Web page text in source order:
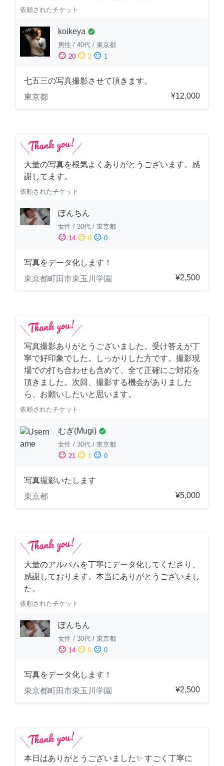
依頼されたチケット
koikeya check_circle
男性 / 40代 / 東京都
sentiment_satisfied 20 sentiment_neutral 2 sentiment_dissatisfied 1
七五三の写真撮影させて頂きます。
東京都
¥12,000
大量の写真を根気よくありがとうございます。感
謝してます。
依頼されたチケット
ぽんちん
女性 / 30代 / 東京都
sentiment_satisfied 14 sentiment_neutral 0 sentiment_dissatisfied 0
写真をデータ化します！
東京都町田市東玉川学園
¥2,500
写真撮影ありがとうございました。受け答えが丁
寧で好印象でした。しっかりした方です。撮影現
場での打ち合わせも含めて、全て正確にご対応を
頂きました。次回、撮影する機会がありました
ら、お願いしたいと思います。
依頼されたチケット
むぎ(Mugi) check_circle
女性 / 30代 / 東京都
sentiment_satisfied 21 sentiment_neutral 1 sentiment_dissatisfied 0
写真撮影いたします
東京都
¥5,000
大量のアルバムを丁寧にデータ化してくださり、
感謝しております。本当にありがとうございまし
た。
依頼されたチケット
ぽんちん
女性 / 30代 / 東京都
sentiment_satisfied 14 sentiment_neutral 0 sentiment_dissatisfied 0
写真をデータ化します！
東京都町田市東玉川学園
¥2,500
本日はありがとうございました✨ すごく丁寧に